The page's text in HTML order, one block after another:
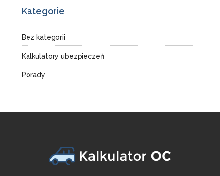
Kategorie
Bez kategorii
Kalkulatory ubezpieczeń
Porady